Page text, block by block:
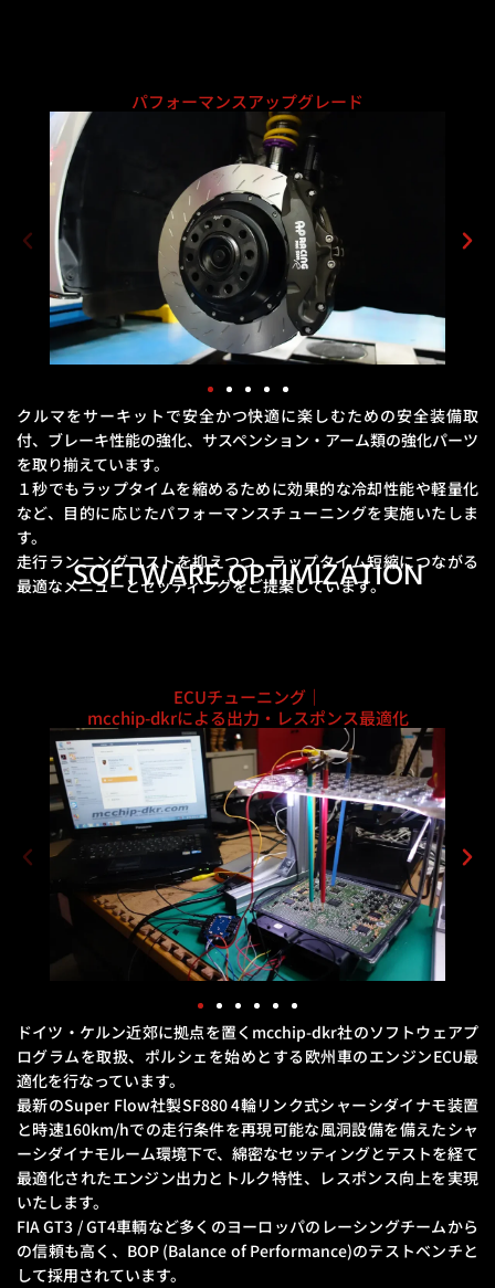
パフォーマンスアップグレード
クルマをサーキットで安全かつ快適に楽しむための安全装備取
付、ブレーキ性能の強化、 サスペンション・アーム類の強化パーツ
を取り揃えています。
１秒でもラップタイムを縮めるために効果的な冷却性能や軽量化
など、 目的に応じたパフォーマンスチューニングを実施いたしま
す。
走行ランニングコストを抑えつつ、ラップタイム短縮につながる
最適なメニューとセッティングをご提案しています。
SOFTWARE OPTIMIZATION
ECUチューニング｜
mcchip-dkrによる出力・レスポンス最適化
ドイツ・ケルン近郊に拠点を置くmcchip-dkr社のソフトウェアプ
ログラムを取扱、 ポルシェを始めとする欧州車のエンジンECU最
適化を行なっています。
最新のSuper Flow社製SF880 4輪リンク式シャーシダイナモ装置
と時速160km/hでの走行条件を再現可能な風洞設備を備えたシャ
ーシダイナモルーム環境下で、 綿密なセッティングとテストを経て
最適化されたエンジン出力とトルク特性、レスポンス向上を実現
いたします。
FIA GT3 / GT4車輌など多くのヨーロッパのレーシングチームから
の信頼も高く、 BOP (Balance of Performance)のテストベンチと
して採用されています。